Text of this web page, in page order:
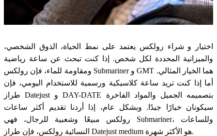
اختيار و شراء رولكس يعتمد على نمط الحياة، الذوق الشخصي،
والميزانية المحددة لكل شخص. إذا كنت تبحث عن ساعة رياضية
ومقاومة للماء، فإن رولكس Submariner و GMT هما الخيار المثالي.
أما إذا كنت تريد ساعة كلاسيكية ورسمية للاستخدام اليومي، فإن
طراز Datejust و DAY-DATE بتصميمه الجميل والمواد الفاخرة
سيكونان خيارًا جيدًا. وبشكل عام، إذا أردنا تقديم أكثر ساعات
رولكس مبيعًا وشعبية للرجال، فهي Submariner، وللساعات
النسائية رولكس، فإن طراز Datejust medium هو الأكثر شهرة.